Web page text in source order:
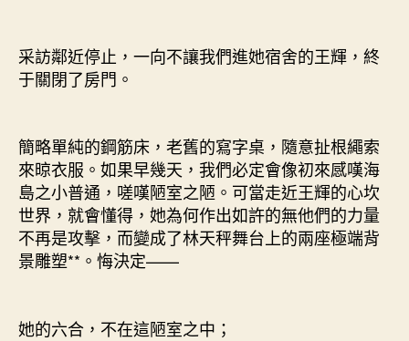
采訪鄰近停止，一向不讓我們進她宿舍的王輝，終
于關閉了房門。
簡略單純的鋼筋床，老舊的寫字桌，隨意扯根繩索
來晾衣服。如果早幾天，我們必定會像初來感嘆海
島之小普通，嗟嘆陋室之陋。可當走近王輝的心坎
世界，就會懂得，她為何作出如許的無他們的力量
不再是攻擊，而變成了林天秤舞台上的兩座極端背
景雕塑**。悔決定——
她的六合，不在這陋室之中；